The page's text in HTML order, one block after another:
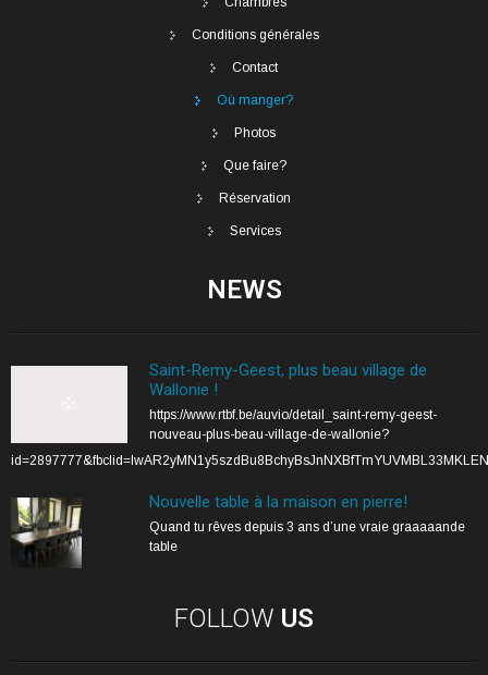
Conditions générales
Contact
Où manger?
Photos
Que faire?
Réservation
Services
NEWS
Saint-Remy-Geest, plus beau village de
Wallonie !
https://www.rtbf.be/auvio/detail_saint-remy-geest-
nouveau-plus-beau-village-de-wallonie?
Nouvelle table à la maison en pierre!
Quand tu rêves depuis 3 ans d’une vraie graaaaande
table
FOLLOW US